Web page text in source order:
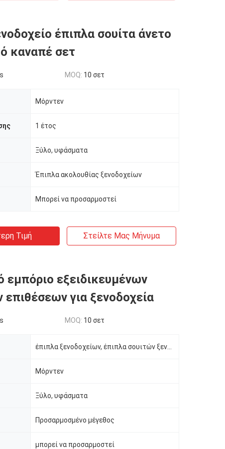
έπιπλα σουίτα άνετο
καναπέ σετ
MOQ: 10 σετ
Μόρντεν
1 έτος
Ξύλο, υφάσματα
Έπιπλα ακολουθίας ξενοδοχείων
Μπορεί να προσαρμοστεί
Τιμή Στείλτε Μας Μήνυμα
εμπόριο εξειδικευμένων
επιθέσεων για ξενοδοχεία
MOQ: 10 σετ
Μόρντεν
Ξύλο, υφάσματα
Προσαρμοσμένο μέγεθος
μπορεί να προσαρμοστεί